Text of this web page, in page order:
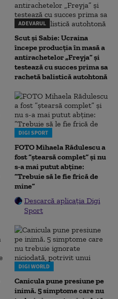
ADEVARUL
Scut și Sabie: Ucraina
începe producția în masă a
antirachetelor „Freyja” și
testează cu succes prima sa
rachetă balistică autohtonă
DIGI SPORT
FOTO Mihaela Rădulescu a
fost ”ștearsă complet” și nu
s-a mai putut abține:
”Trebuie să le fie frică de
mine”
Descarcă aplicația Digi
Sport
DIGI WORLD
Canicula pune presiune pe
inimă. 5 simptome care nu